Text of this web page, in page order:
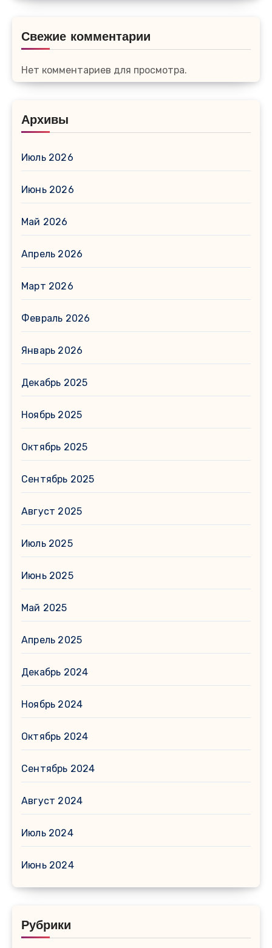
Свежие комментарии
Нет комментариев для просмотра.
Архивы
Июль 2026
Июнь 2026
Май 2026
Апрель 2026
Март 2026
Февраль 2026
Январь 2026
Декабрь 2025
Ноябрь 2025
Октябрь 2025
Сентябрь 2025
Август 2025
Июль 2025
Июнь 2025
Май 2025
Апрель 2025
Декабрь 2024
Ноябрь 2024
Октябрь 2024
Сентябрь 2024
Август 2024
Июль 2024
Июнь 2024
Рубрики